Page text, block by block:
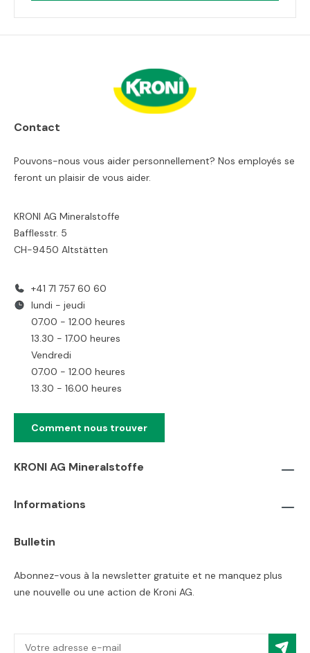
Contact
Pouvons-nous vous aider personnellement? Nos employés se
feront un plaisir de vous aider.
KRONI AG Mineralstoffe
Bafflesstr. 5
CH-9450 Altstätten
+41 71 757 60 60
lundi - jeudi
07.00 - 12.00 heures
13.30 - 17.00 heures
Vendredi
07.00 - 12.00 heures
13.30 - 16.00 heures
Comment nous trouver
KRONI AG Mineralstoffe
Informations
Bulletin
Abonnez-vous à la newsletter gratuite et ne manquez plus
une nouvelle ou une action de Kroni AG.